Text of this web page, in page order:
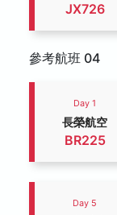
JX726
參考航班 04
Day 1
長榮航空
BR225
Day 5